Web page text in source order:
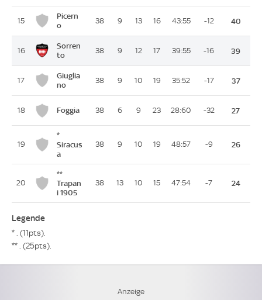
15
Picern
o
38 9 13 16 43:55 -12 40
16
Sorren
to
38 9 12 17 39:55 -16 39
17
Giuglia
no
38 9 10 19 35:52 -17 37
18 Foggia 38 6 9 23 28:60 -32 27
19
*
Siracus
a
38 9 10 19 48:57 -9 26
20
**
Trapan
i 1905
38 13 10 15 47:54 -7 24
Legende
* . (11pts).
** . (25pts).